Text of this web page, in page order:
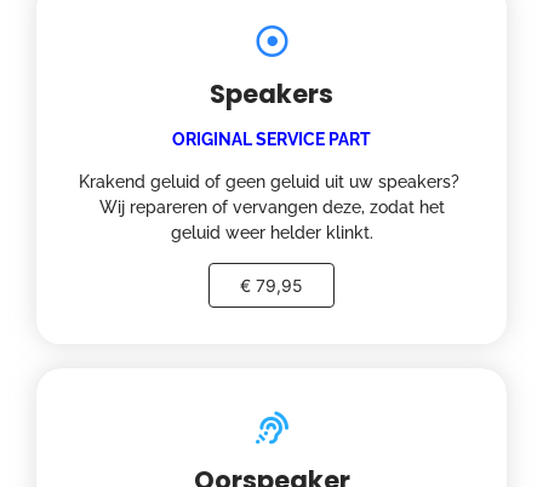
Speakers
ORIGINAL SERVICE PART
Krakend geluid of geen geluid uit uw speakers?
Wij repareren of vervangen deze, zodat het
geluid weer helder klinkt.
€ 79,95